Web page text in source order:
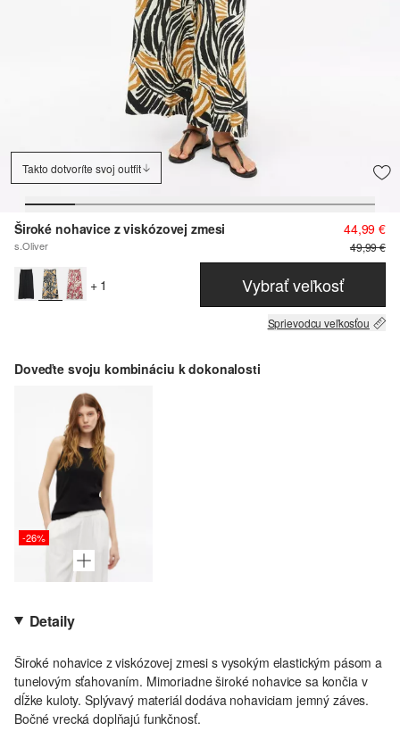
Takto dotvoríte svoj outfit
Široké nohavice z viskózovej zmesi
s.Oliver
44,99 €
49,99 €
+ 1 Vybrať veľkosť
Sprievodcu veľkosťou
Doveďte svoju kombináciu k dokonalosti
-26%
Detaily
Široké nohavice z viskózovej zmesi s vysokým elastickým pásom a
tunelovým sťahovaním. Mimoriadne široké nohavice sa končia v
dĺžke kuloty. Splývavý materiál dodáva nohaviciam jemný záves.
Bočné vrecká doplňajú funkčnosť.